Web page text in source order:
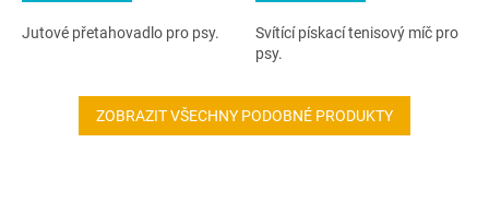
Jutové přetahovadlo pro psy.
Svítící pískací tenisový míč pro
psy.
ZOBRAZIT VŠECHNY PODOBNÉ PRODUKTY